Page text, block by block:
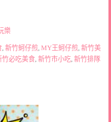
樂
, 新竹蚵仔煎, MY王蚵仔煎, 新竹美
竹必吃美食, 新竹市小吃, 新竹排隊